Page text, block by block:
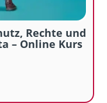
Rechte und
– Online Kurs